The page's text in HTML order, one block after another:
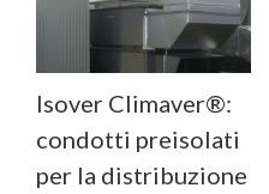
Isover Climaver®:
condotti preisolati
per la distribuzione